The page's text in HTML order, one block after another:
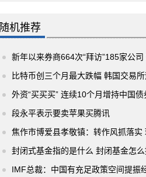
随机推荐
新年以来券商664次“拜访”185家公司 3家被调研科
比特币创三个月最大跌幅 韩国交易
外资“买买买” 连续10个月增持中国债券 纳
段永平表示要卖苹果买腾讯
焦作市博爱县孝敬镇：转作风抓落实
封闭式基金指的是什么 封闭基金怎么
IMF总裁：中国有充足政策空间提振